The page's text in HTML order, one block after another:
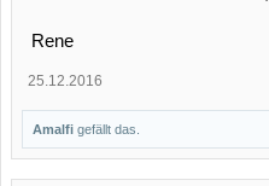
Rene
25.12.2016
Amalfi gefällt das.